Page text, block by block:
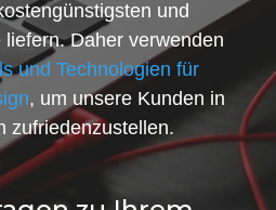
und
Daher verwenden
und Technologien für
, um unsere Kunden in
zufriedenzustellen.